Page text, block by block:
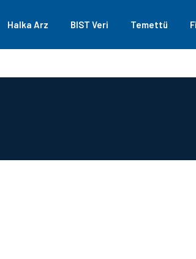
Halka Arz BIST Veri Temettü